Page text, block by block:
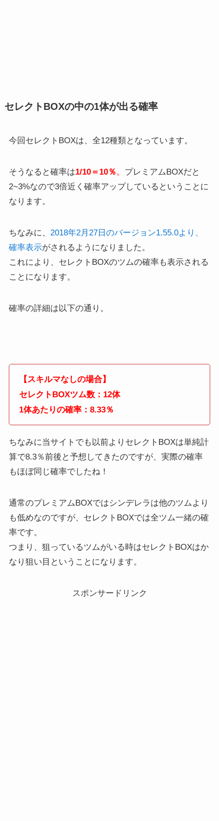
セレクトBOXの中の1体が出る確率
今回セレクトBOXは、全12種類となっています。
そうなると確率は1/10＝10％。 プレミアムBOXだと
2~3%なので3倍近く確率アップしているということに
なります。
ちなみに、 2018年2月27日のバージョン1.55.0より、
確率表示がされるようになりました。
これにより、セレクトBOXのツムの確率も表示される
ことになります。
確率の詳細は以下の通り。
【スキルマなしの場合】
セレクトBOXツム数：12体
1体あたりの確率：8.33％
ちなみに当サイトでも以前よりセレクトBOXは単純計
算で8.3％前後と予想してきたのですが、実際の確率
もほぼ同じ確率でしたね！
通常のプレミアムBOXではシンデレラは他のツムより
も低めなのですが、セレクトBOXでは全ツム一緒の確
率です。
つまり、狙っているツムがいる時はセレクトBOXはか
なり狙い目ということになります。
スポンサードリンク